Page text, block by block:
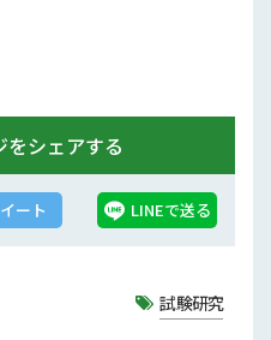
をシェアする
ート LINEで送る
試験研究